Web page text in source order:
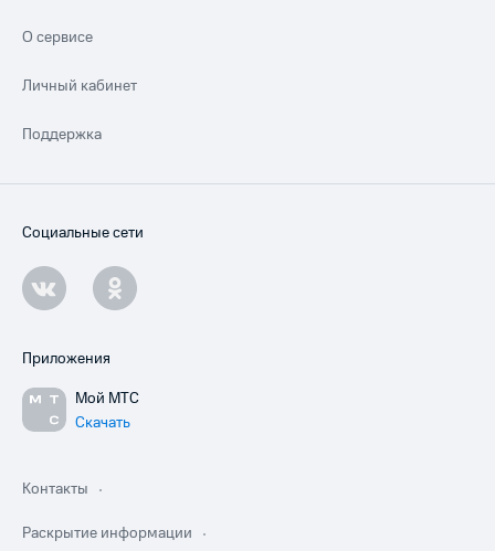
О сервисе
Личный кабинет
Поддержка
Социальные сети
Приложения
Мой МТС
Скачать
Контакты
Раскрытие информации